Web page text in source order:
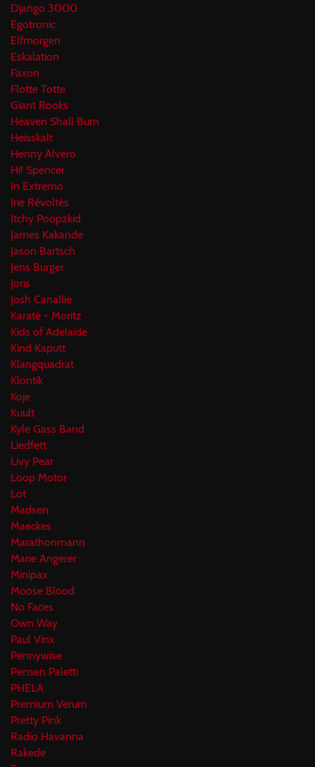
Django 3000
Egotronic
Elfmorgen
Eskalation
Faxon
Flotte Totte
Giant Rooks
Heaven Shall Burn
Heisskalt
Henny Alvero
Hi! Spencer
In Extremo
Irie Révoltés
Itchy Poopzkid
James Kakande
Jason Bartsch
Jens Burger
Joris
Josh Canallie
Karaté - Moritz
Kids of Adelaide
Kind Kaputt
Klangquadrat
Klontik
Koje
Kuult
Kyle Gass Band
Liedfett
Livy Pear
Loop Motor
Lot
Madsen
Maeckes
Marathonmann
Marie Angerer
Minipax
Moose Blood
No Faces
Own Way
Paul Vinx
Pennywise
Pensen Paletti
PHELA
Premium Verum
Pretty Pink
Radio Havanna
Rakede